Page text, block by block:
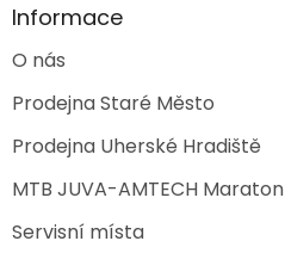
Informace
O nás
Prodejna Staré Město
Prodejna Uherské Hradiště
MTB JUVA-AMTECH Maraton
Servisní místa